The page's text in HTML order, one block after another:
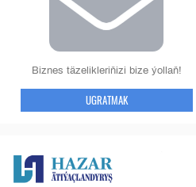
Biznes täzelikleriňizi bize ýollaň!
UGRATMAK